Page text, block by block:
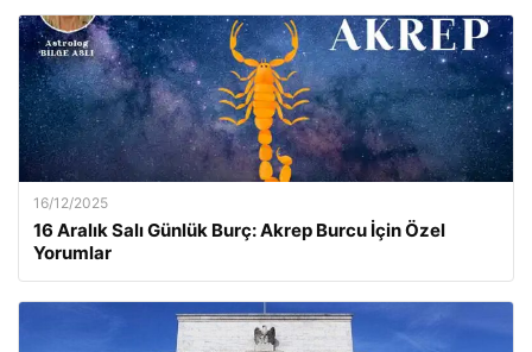
16/12/2025
16 Aralık Salı Günlük Burç: Akrep Burcu İçin Özel
Yorumlar